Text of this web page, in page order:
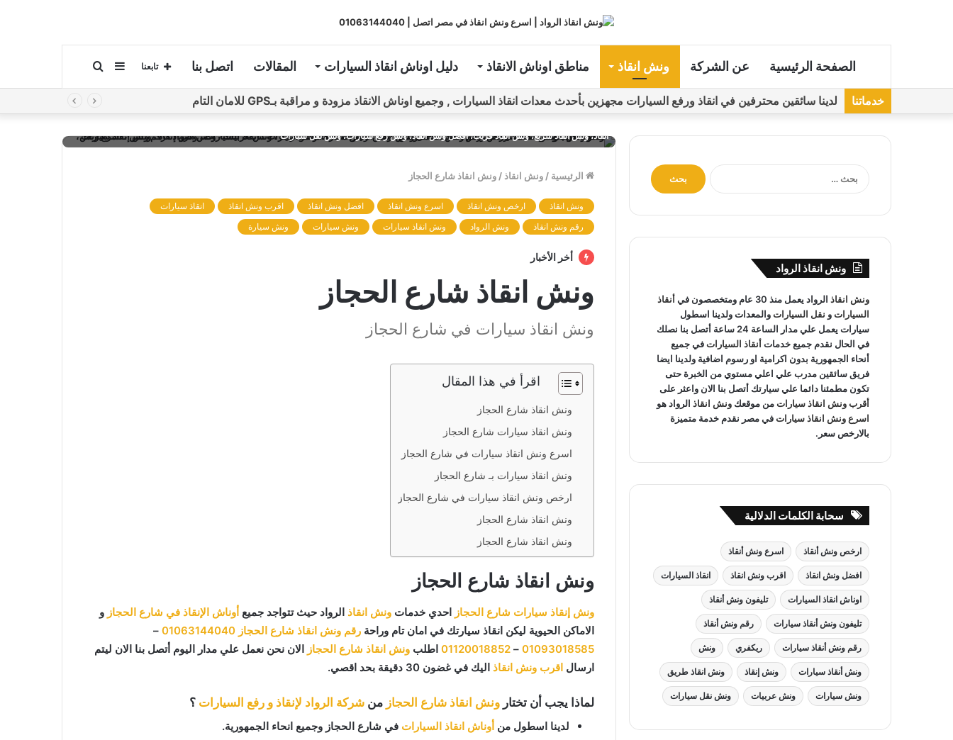
الصفحة الرئيسية عن الشركة ونش انقاذ مناطق اوناش الانقاذ دليل اوناش انقاذ السيارات المقالات اتصل بنا إضافة
جانبي
تابعنا
خدماتنا لدينا سائقين محترفين في انقاذ ورفع السيارات مجهزين بأحدث معدات انقاذ السيارات , وجميع اوناش الانقاذ مزودة و مراقبة بـGPS للامان التام
انقاذ، ونش انقاذ سريع، ونش انقاذ قريب، افضل ونش انقاذ، ونش رفع سيارات، ونش نقل سيارات
الرئيسية / ونش انقاذ / ونش انقاذ شارع الحجاز
ونش انقاذ ارخص ونش انقاذ اسرع ونش انقاذ افضل ونش انقاذ اقرب ونش انقاذ
انقاذ سيارات
رقم ونش انقاذ
ونش الرواد ونش انقاذ سيارات ونش سيارات ونش سيارة
أخر الأخبار
ونش انقاذ شارع الحجاز
ونش انقاذ سيارات في شارع الحجاز
اقرأ في هذا المقال
ونش انقاذ شارع الحجاز
ونش انقاذ سيارات شارع الحجاز
اسرع ونش انقاذ سيارات في شارع الحجاز
ونش انقاذ سيارات بـ شارع الحجاز
ارخص ونش انقاذ سيارات في شارع الحجاز
ونش انقاذ شارع الحجاز
ونش انقاذ شارع الحجاز
ونش انقاذ شارع الحجاز
ونش إنقاذ سيارات شارع الحجاز احدي خدمات ونش انقاذ الرواد حيث تتواجد جميع أوناش الإنقاذ في شارع الحجاز و
الاماكن الحيوية ليكن انقاذ سيارتك في امان تام وراحة رقم ونش انقاذ شارع الحجاز 01063144040
–
01093018585
–
01120018852 اطلب ونش انقاذ شارع الحجاز
الان نحن نعمل علي مدار اليوم أتصل بنا الان ليتم
ارسال اقرب ونش انقاذ اليك في غضون 30 دقيقة بحد اقصي.
لماذا يجب أن تختار ونش انقاذ شارع الحجاز من شركة الرواد لإنقاذ و رفع السيارات ؟
لدينا اسطول من أوناش انقاذ السيارات في شارع الحجاز وجميع انحاء الجمهورية.
ح
ونش انقاذ الرواد
ونش انقاذ الرواد يعمل منذ 30 عام ومتخصصون في
أنقاذ
السياراتو نقل السياراتوالمعدات ولدينا اسطول
سيارات يعمل علي مدار الساعة 24 ساعة أتصل بنا نصلك
في الحال نقدم جميع خدماتأنقاذ السياراتفي جميع
أنحاء الجمهورية بدون اكرامية او رسوم اضافية ولدينا ايضا
فريق سائقين مدرب علي اعلي مستوي من الخبرة حتى
تكون مطمئنا دائما علي سيارتك أتصل بنا الان واعثر على
أقرب ونش انقاذ سياراتمن موقعك ونش انقاذ الرواد هو
اسرع ونش انقاذ سياراتفي مصر نقدم خدمة متميزة
بالارخص سعر.
سحابة الكلمات الدلالية
ارخص ونش أنقاذ اسرع ونش أنقاذ
افضل ونش انقاذ اقرب ونش انقاذ انقاذ السيارات
اوناش انقاذ السيارات تليفون ونش أنقاذ
تليفون ونش أنقاذ سيارات رقم ونش أنقاذ
رقم ونش أنقاذ سيارات ريكفري ونش
ونش أنقاذ سيارات ونش إنقاذ ونش انقاذ طريق
ونش سيارات ونش عربيات ونش نقل سيارات